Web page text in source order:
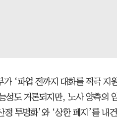
가 ‘파업 전까지 대화를 적극 지
성도 거론되지만, 노사 양측의
정 투명화’와 ‘상한 폐지’를 내